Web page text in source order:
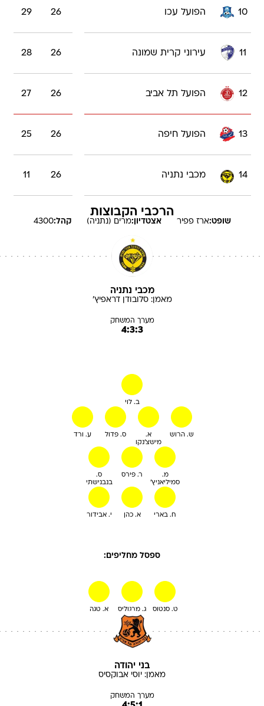
10 הפועל עכו 26
29
11 עירוני קרית שמונה 26
28
12 הפועל תל אביב 26
27
13 הפועל חיפה 26
25
14 מכבי נתניה 26
11
הרכבי הקבוצות
שופט:ארז פפיר אצטדיון:מרים (נתניה) קהל:4300
מכבי נתניה
מאמן:סלובודן דראפיץ'
מערך המשחק
4:3:3
ב. לוי
ע. ורד ס. פדול
א.
מישצ'נקו
ש. הרוש
ס.
בנבנישתי
ר. פירס
מ.
סמיליאניץ'
י. אבידור א. כהן ח. בארי
ספסל מחליפים:
א. טגה ג. מרגוליס ט. סנטוס
בני יהודה
מאמן: יוסי אבוקסיס
מערך המשחק